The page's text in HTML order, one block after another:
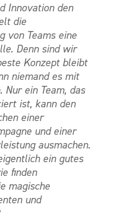
Innovation den
die
von Teams eine
Denn sind wir
Konzept bleibt
niemand es mit
Nur ein Team, das
ist, kann den
einer
und einer
ausmachen.
ein gutes
finden
magische
und